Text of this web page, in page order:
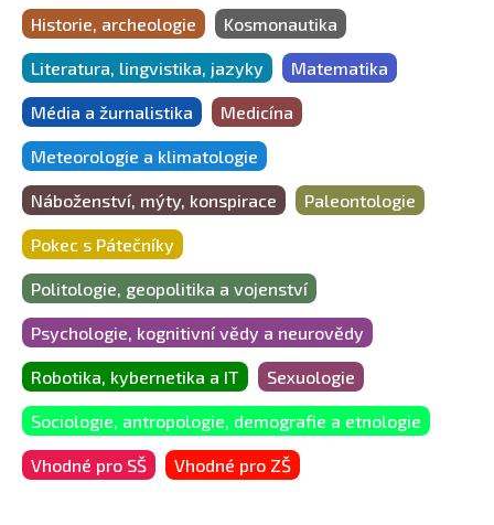
Historie, archeologie Kosmonautika
Literatura, lingvistika, jazyky Matematika
Média a žurnalistika Medicína
Meteorologie a klimatologie
Náboženství, mýty, konspirace Paleontologie
Pokec s Pátečníky
Politologie, geopolitika a vojenství
Psychologie, kognitivní vědy a neurovědy
Robotika, kybernetika a IT Sexuologie
Sociologie, antropologie, demografie a etnologie
Vhodné pro SŠ Vhodné pro ZŠ